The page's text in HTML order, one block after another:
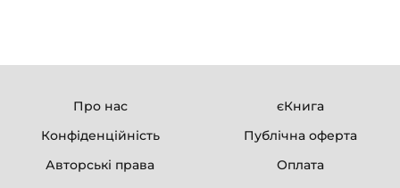
Про нас
єКнига
Конфіденційність
Публічна оферта
Авторські права
Оплата